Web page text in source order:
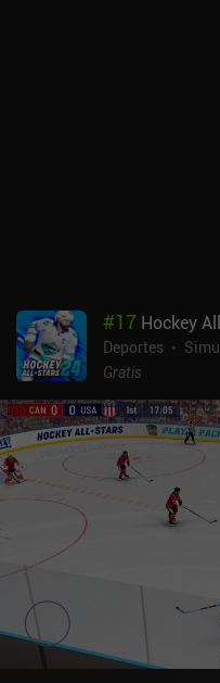
los menús es ágil y sensible.
ocasiones, puedes quedar
rango.Rocket League
momento, y toda la
de vanidad, lo que lo
competitiva para cualquiera
deportiva sencillo pero
#17 Hockey
Deportes
Gratis